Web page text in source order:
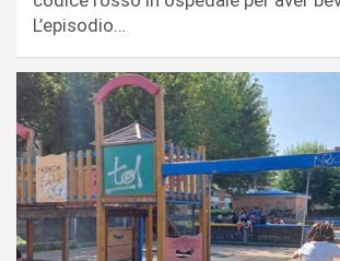
L’episodio…